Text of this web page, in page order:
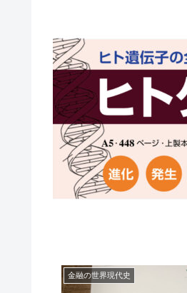
金融の世界現代史